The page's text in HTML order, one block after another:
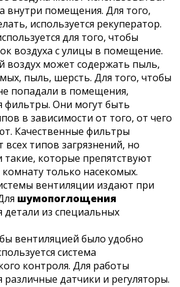
внутри помещения. Для того,
используется рекуператор.
для того, чтобы
воздуха с улицы в помещение.
воздух может содержать пыль,
пыль, шерсть. Для того, чтобы
попадали в помещения,
фильтры. Они могут быть
в зависимости от того, от чего
Качественные фильтры
типов загрязнений, но
такие, которые препятствуют
только насекомых.
вентиляции издают при
шумопоглощения
детали из специальных
вентиляцией было удобно
система
контроля. Для работы
различные датчики и регуляторы.